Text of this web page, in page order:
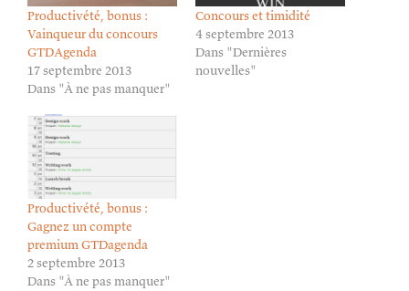
Productivété, bonus :
Vainqueur du concours
GTDAgenda
17 septembre 2013
Dans "À ne pas manquer"
Concours et timidité
4 septembre 2013
Dans "Dernières
nouvelles"
Productivété, bonus :
Gagnez un compte
premium GTDagenda
2 septembre 2013
Dans "À ne pas manquer"